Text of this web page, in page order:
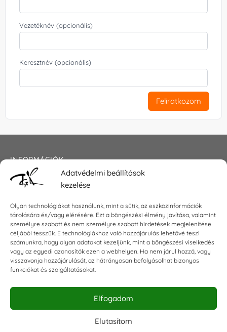
Adatvédelmi beállítások
kezelése
Olyan technológiákat használunk, mint a sütik, az eszközinformációk
tárolására és/vagy elérésére. Ezt a böngészési élmény javítása, valamint
személyre szabott és nem személyre szabott hirdetések megjelenítése
céljából tesszük. E technológiákhoz való hozzájárulás lehetővé teszi
számunkra, hogy olyan adatokat kezeljünk, mint a böngészési viselkedés
vagy az egyedi azonosítók ezen a webhelyen. Ha nem járul hozzá, vagy
visszavonja hozzájárulását, az hátrányosan befolyásolhat bizonyos
funkciókat és szolgáltatásokat.
Elfogadom
Elutasítom
Vezetéknév (opcionális)
Keresztnév (opcionális)
Feliratkozom
INFORMÁCIÓK
Általános szerződési feltételek
Impresszum
KAPCSOLAT
E-mail:shop@torokszilvi.com
Telefon: +36 30 6767872
KÖZÖSSÉGI